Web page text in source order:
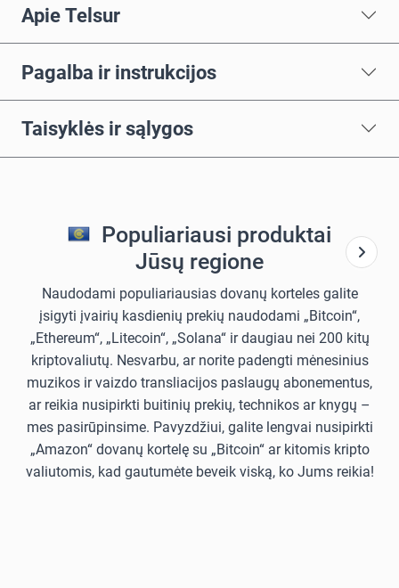
Apie Telsur
Pagalba ir instrukcijos
Taisyklės ir sąlygos
Populiariausi produktai
Jūsų regione
Naudodami populiariausias dovanų korteles galite
įsigyti įvairių kasdienių prekių naudodami „Bitcoin“,
„Ethereum“, „Litecoin“, „Solana“ ir daugiau nei 200 kitų
kriptovaliutų. Nesvarbu, ar norite padengti mėnesinius
muzikos ir vaizdo transliacijos paslaugų abonementus,
ar reikia nusipirkti buitinių prekių, technikos ar knygų –
mes pasirūpinsime. Pavyzdžiui, galite lengvai nusipirkti
„Amazon“ dovanų kortelę su „Bitcoin“ ar kitomis kripto
valiutomis, kad gautumėte beveik viską, ko Jums reikia!